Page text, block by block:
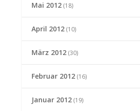
Mai 2012(18)
April 2012(10)
März 2012(30)
Februar 2012(16)
Januar 2012(19)